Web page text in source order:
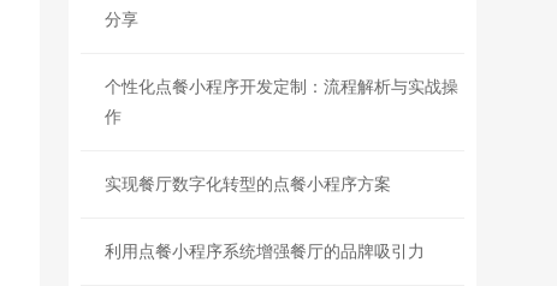
分享
个性化点餐小程序开发定制：流程解析与实战操
作
实现餐厅数字化转型的点餐小程序方案
利用点餐小程序系统增强餐厅的品牌吸引力